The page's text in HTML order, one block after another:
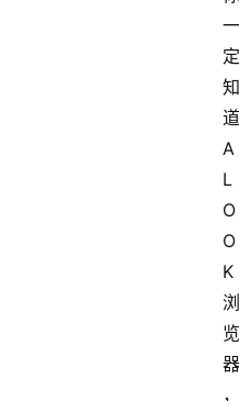
一
定
知
道
A
L
O
O
K
浏
览
器
，